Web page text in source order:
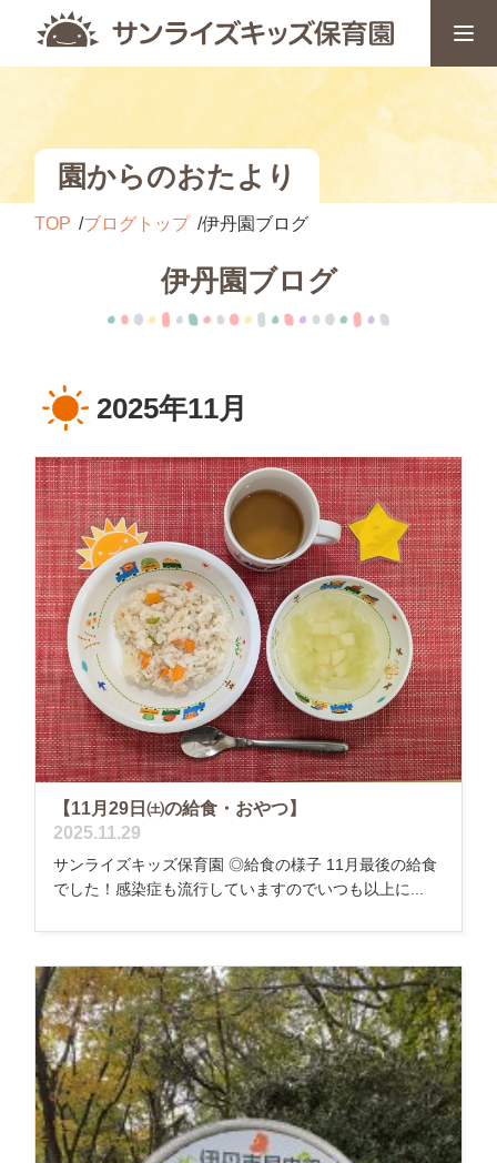
園からのおたより
TOP ブログトップ 伊丹園ブログ
伊丹園ブログ
2025年11月
【11月29日㈯の給食・おやつ】
2025.11.29
サンライズキッズ保育園 ◎給食の様子 11月最後の給食
でした！感染症も流行していますのでいつも以上に...